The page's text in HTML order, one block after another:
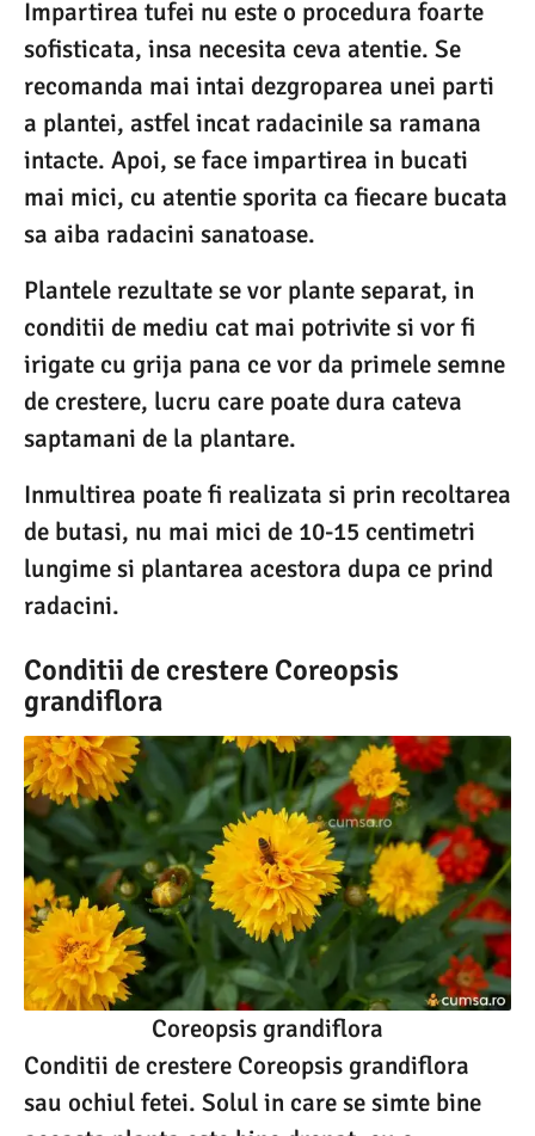
Impartirea tufei nu este o procedura foarte
sofisticata, insa necesita ceva atentie. Se
recomanda mai intai dezgroparea unei parti
a plantei, astfel incat radacinile sa ramana
intacte. Apoi, se face impartirea in bucati
mai mici, cu atentie sporita ca fiecare bucata
sa aiba radacini sanatoase.
Plantele rezultate se vor plante separat, in
conditii de mediu cat mai potrivite si vor fi
irigate cu grija pana ce vor da primele semne
de crestere, lucru care poate dura cateva
saptamani de la plantare.
Inmultirea poate fi realizata si prin recoltarea
de butasi, nu mai mici de 10-15 centimetri
lungime si plantarea acestora dupa ce prind
radacini.
Conditii de crestere Coreopsis
grandiflora
Coreopsis grandiflora
Conditii de crestere Coreopsis grandiflora
sau ochiul fetei. Solul in care se simte bine